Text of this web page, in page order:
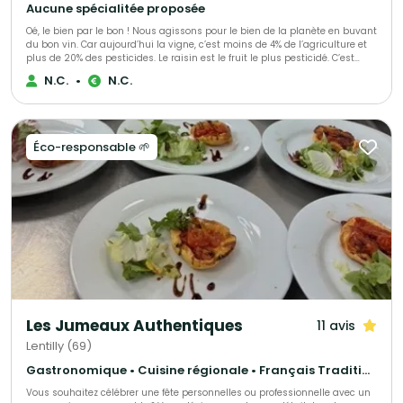
Aucune spécialitée proposée
Oé, le bien par le bon ! Nous agissons pour le bien de la planète en buvant
du bon vin. Car aujourd’hui la vigne, c’est moins de 4% de l’agriculture et
plus de 20% des pesticides. Le raisin est le fruit le plus pesticidé. C’est
triste. Alors nous avons décidé de nous secouer la grappe avec vous ! Ce
que vous allez déboucher avec Oé : - du bon vin - bio & vegan -
N.C. • N.C.
Éco-responsable 🌱
Les Jumeaux Authentiques 11 avis
Lentilly (69)
Gastronomique • Cuisine régionale • Français Traditionnel
Vous souhaitez célébrer une fête personnelles ou professionnelle avec un